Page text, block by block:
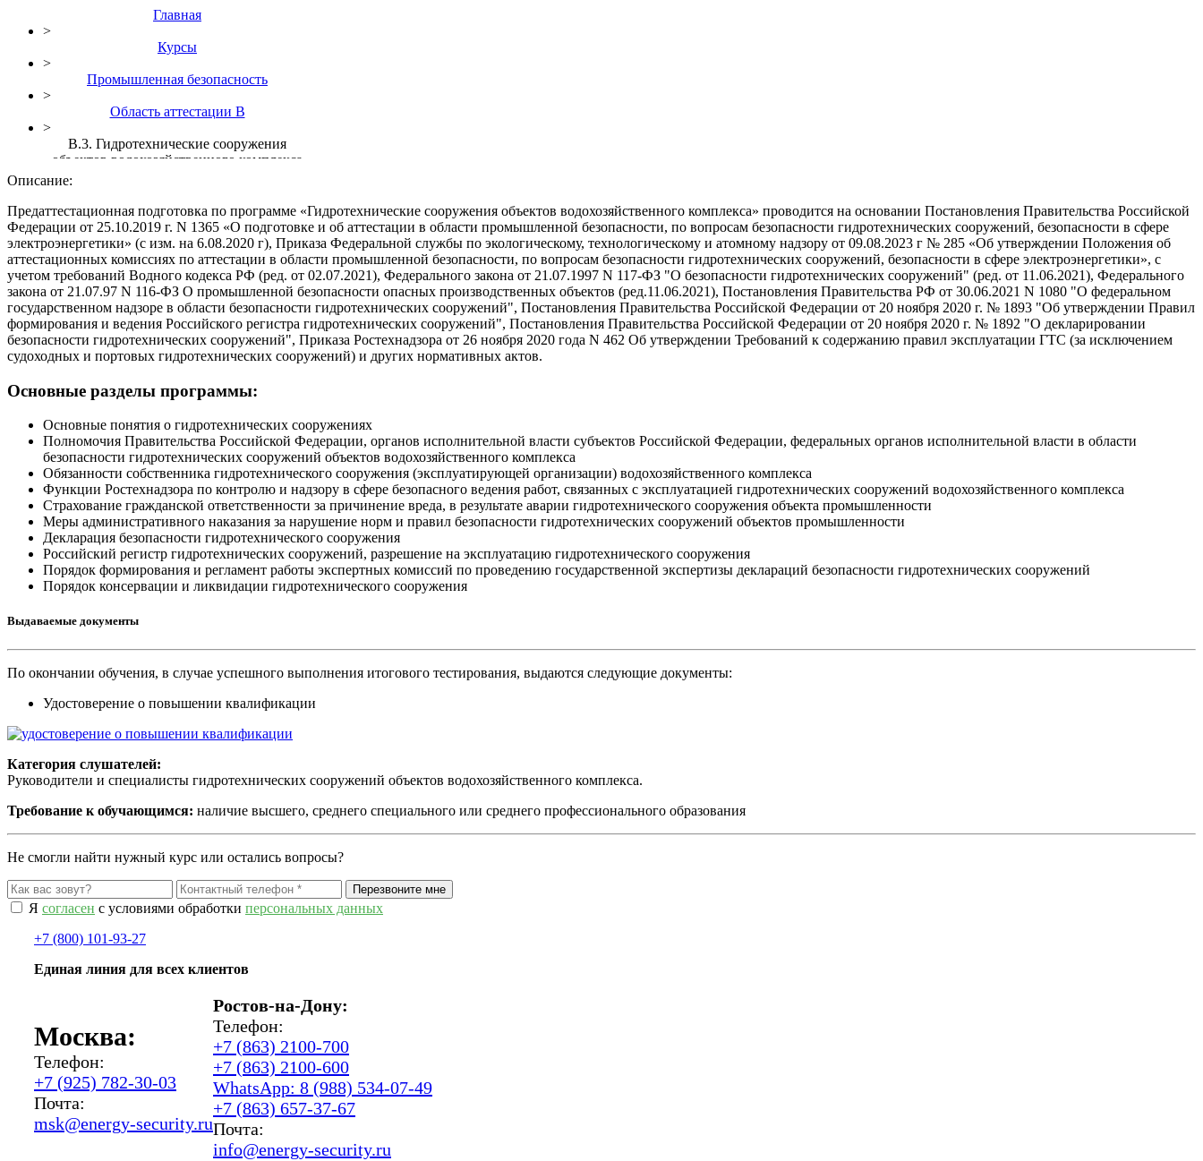
Главная
>
Курсы
>
Промышленная безопасность
>
Область аттестации В
>
В.3. Гидротехнические сооружения
объектов водохозяйственного комплекса
Описание:
Предаттестационная подготовка по программе «Гидротехнические сооружения объектов водохозяйственного комплекса» проводится на основании Постановления Правительства Российской
Федерации от 25.10.2019 г. N 1365 «О подготовке и об аттестации в области промышленной безопасности, по вопросам безопасности гидротехнических сооружений, безопасности в сфере
электроэнергетики» (с изм. на 6.08.2020 г), Приказа Федеральной службы по экологическому, технологическому и атомному надзору от 09.08.2023 г № 285 «Об утверждении Положения об
аттестационных комиссиях по аттестации в области промышленной безопасности, по вопросам безопасности гидротехнических сооружений, безопасности в сфере электроэнергетики», с
учетом требований Водного кодекса РФ (ред. от 02.07.2021), Федерального закона от 21.07.1997 N 117-ФЗ "О безопасности гидротехнических сооружений" (ред. от 11.06.2021), Федерального
закона от 21.07.97 N 116-ФЗ О промышленной безопасности опасных производственных объектов (ред.11.06.2021), Постановления Правительства РФ от 30.06.2021 N 1080 "О федеральном
государственном надзоре в области безопасности гидротехнических сооружений", Постановления Правительства Российской Федерации от 20 ноября 2020 г. № 1893 "Об утверждении Правил
формирования и ведения Российского регистра гидротехнических сооружений", Постановления Правительства Российской Федерации от 20 ноября 2020 г. № 1892 "О декларировании
безопасности гидротехнических сооружений", Приказа Ростехнадзора от 26 ноября 2020 года N 462 Об утверждении Требований к содержанию правил эксплуатации ГТС (за исключением
судоходных и портовых гидротехнических сооружений) и других нормативных актов.
Основные разделы программы:
Основные понятия о гидротехнических сооружениях
Полномочия Правительства Российской Федерации, органов исполнительной власти субъектов Российской Федерации, федеральных органов исполнительной власти в области
безопасности гидротехнических сооружений объектов водохозяйственного комплекса
Обязанности собственника гидротехнического сооружения (эксплуатирующей организации) водохозяйственного комплекса
Функции Ростехнадзора по контролю и надзору в сфере безопасного ведения работ, связанных с эксплуатацией гидротехнических сооружений водохозяйственного комплекса
Страхование гражданской ответственности за причинение вреда, в результате аварии гидротехнического сооружения объекта промышленности
Меры административного наказания за нарушение норм и правил безопасности гидротехнических сооружений объектов промышленности
Декларация безопасности гидротехнического сооружения
Российский регистр гидротехнических сооружений, разрешение на эксплуатацию гидротехнического сооружения
Порядок формирования и регламент работы экспертных комиссий по проведению государственной экспертизы деклараций безопасности гидротехнических сооружений
Порядок консервации и ликвидации гидротехнического сооружения
Выдаваемые документы
По окончании обучения, в случае успешного выполнения итогового тестирования, выдаются следующие документы:
Удостоверение о повышении квалификации
Категория слушателей:
Руководители и специалисты гидротехнических сооружений объектов водохозяйственного комплекса.
Требование к обучающимся: наличие высшего, среднего специального или среднего профессионального образования
Не смогли найти нужный курс или остались вопросы?
Я согласен с условиями обработки персональных данных
+7 (800) 101-93-27
Единая линия для всех клиентов
Москва:
Телефон:
+7 (925) 782-30-03
Почта:
msk@energy-security.ru
Ростов-на-Дону:
Телефон:
+7 (863) 2100-700
+7 (863) 2100-600
WhatsApp: 8 (988) 534-07-49
+7 (863) 657-37-67
Почта:
info@energy-security.ru